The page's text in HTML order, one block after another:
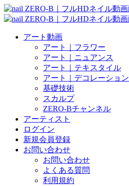
アート動画
アート｜フラワー
アート｜ニュアンス
アート｜テキスタイル
アート｜デコレーション
基礎技術
スカルプ
ZERO-Bチャンネル
アーティスト
ログイン
新規会員登録
お問い合わせ
お問い合わせ
よくある質問
利用規約